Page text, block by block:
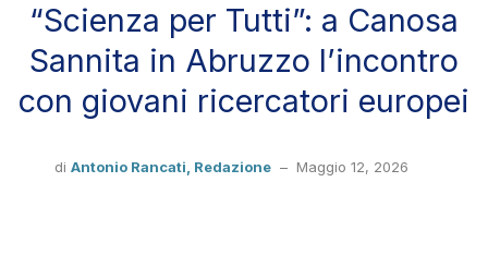
“Scienza per Tutti”: a Canosa
Sannita in Abruzzo l’incontro
con giovani ricercatori europei
di Antonio Rancati, Redazione– Maggio 12, 2026